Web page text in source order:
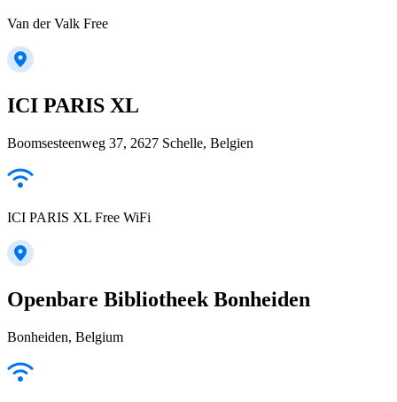
Van der Valk Free
ICI PARIS XL
Boomsesteenweg 37, 2627 Schelle, Belgien
ICI PARIS XL Free WiFi
Openbare Bibliotheek Bonheiden
Bonheiden, Belgium